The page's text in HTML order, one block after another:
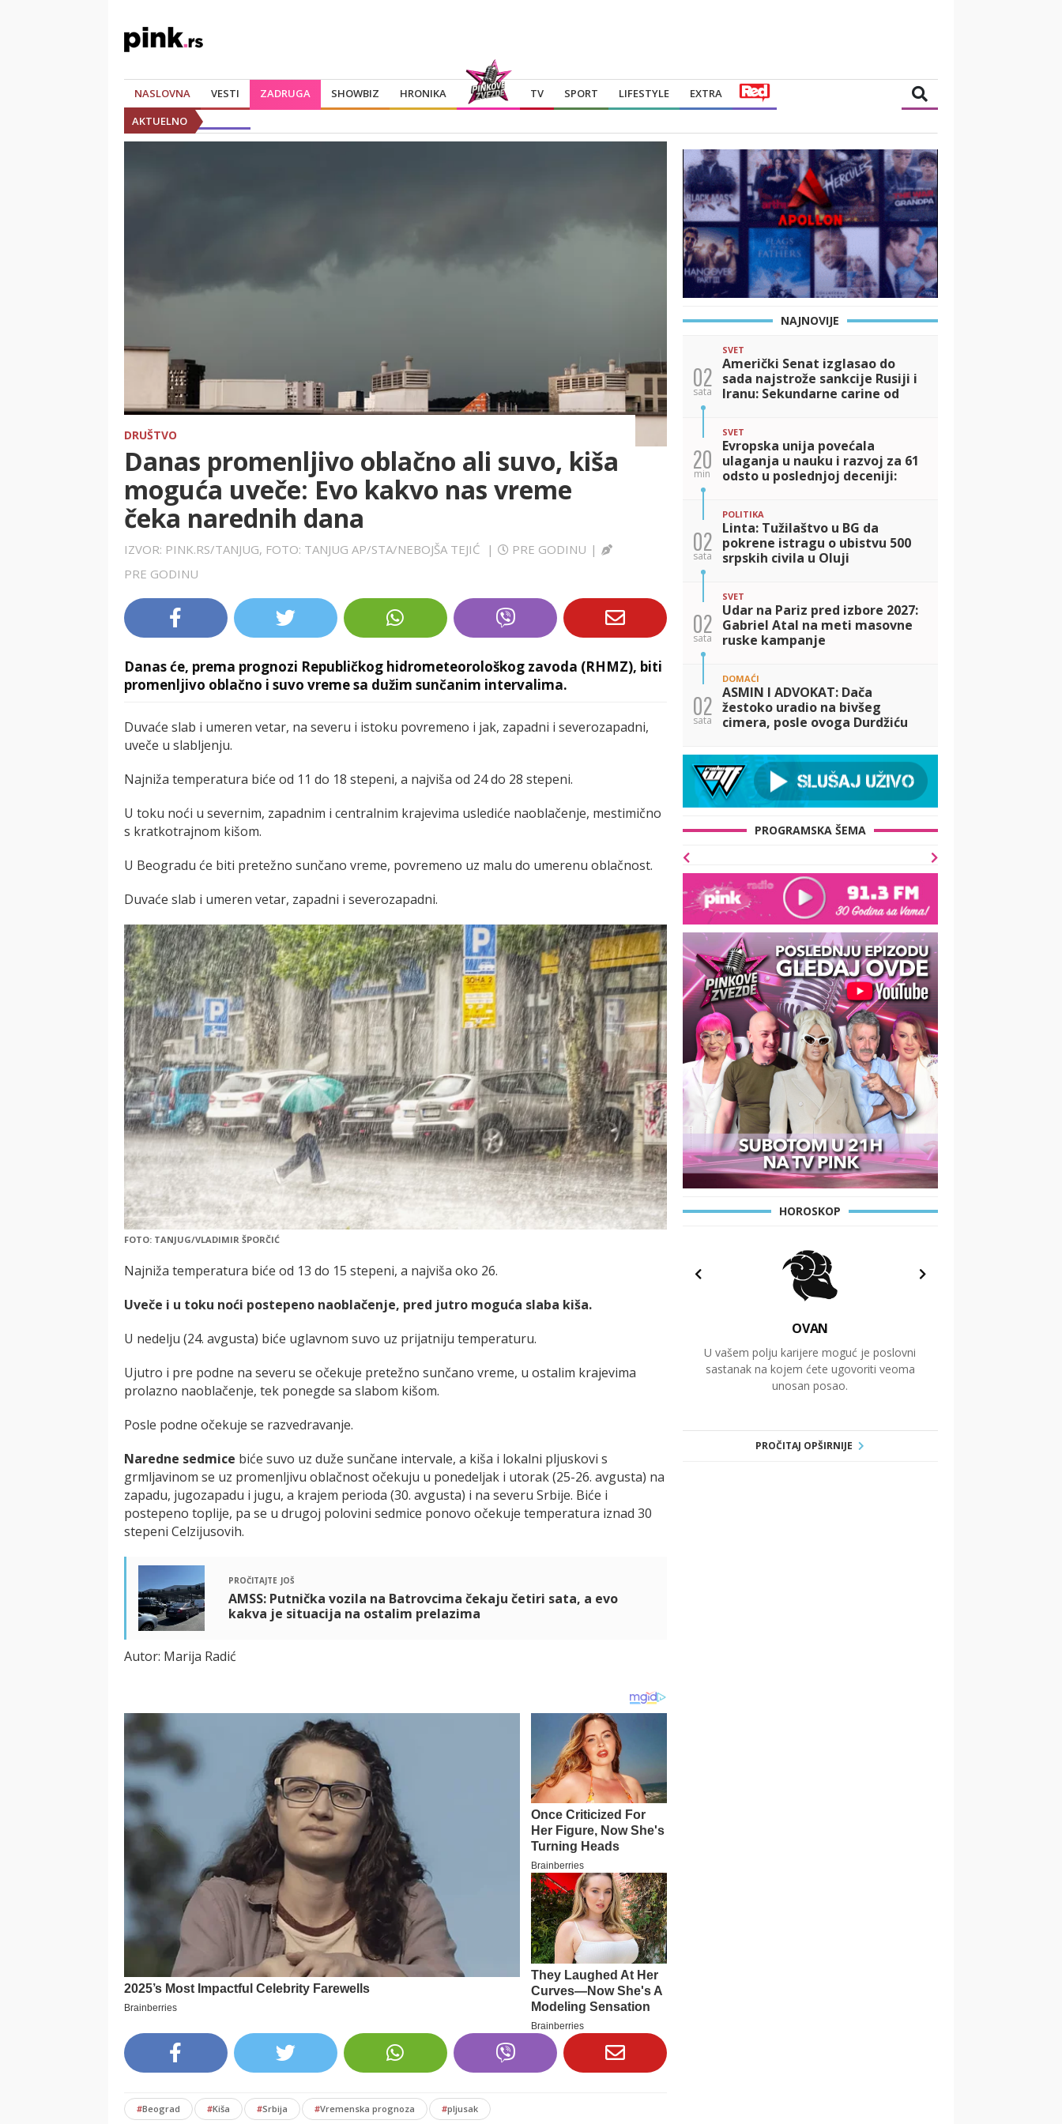
NASLOVNA VESTI ZADRUGA SHOWBIZ HRONIKA TV SPORT LIFESTYLE
EXTRA
AKTUELNO
DRUŠTVO
Danas promenljivo oblačno ali suvo, kiša
moguća uveče: Evo kakvo nas vreme
čeka narednih dana
IZVOR: PINK.RS/TANJUG, FOTO: TANJUG AP/STA/NEBOJŠA TEJIĆ | PRE GODINU |
PRE GODINU
Danas će, prema prognozi Republičkog hidrometeorološkog zavoda (RHMZ), biti
promenljivo oblačno i suvo vreme sa dužim sunčanim intervalima.
Duvaće slab i umeren vetar, na severu i istoku povremeno i jak, zapadni i severozapadni,
uveče u slabljenju.
Najniža temperatura biće od 11 do 18 stepeni, a najviša od 24 do 28 stepeni.
U toku noći u severnim, zapadnim i centralnim krajevima uslediće naoblačenje, mestimično
s kratkotrajnom kišom.
U Beogradu će biti pretežno sunčano vreme, povremeno uz malu do umerenu oblačnost.
Duvaće slab i umeren vetar, zapadni i severozapadni.
FOTO: TANJUG/VLADIMIR ŠPORČIĆ
Najniža temperatura biće od 13 do 15 stepeni, a najviša oko 26.
Uveče i u toku noći postepeno naoblačenje, pred jutro moguća slaba kiša.
U nedelju (24. avgusta) biće uglavnom suvo uz prijatniju temperaturu.
Ujutro i pre podne na severu se očekuje pretežno sunčano vreme, u ostalim krajevima
prolazno naoblačenje, tek ponegde sa slabom kišom.
Posle podne očekuje se razvedravanje.
Naredne sedmice biće suvo uz duže sunčane intervale, a kiša i lokalni pljuskovi s
grmljavinom se uz promenljivu oblačnost očekuju u ponedeljak i utorak (25-26. avgusta) na
zapadu, jugozapadu i jugu, a krajem perioda (30. avgusta) i na severu Srbije. Biće i
postepeno toplije, pa se u drugoj polovini sedmice ponovo očekuje temperatura iznad 30
stepeni Celzijusovih.
pročitajte još
AMSS: Putnička vozila na Batrovcima čekaju četiri sata, a evo
kakva je situacija na ostalim prelazima
Autor: Marija Radić
#Beograd #Kiša #Srbija #Vremenska prognoza #pljusak
NAJNOVIJE
02
sata
SVET
Američki Senat izglasao do
sada najstrože sankcije Rusiji i
Iranu: Sekundarne carine od
kroz
20
min
SVET
Evropska unija povećala
ulaganja u nauku i razvoj za 61
odsto u poslednjoj deceniji:
02
sata
POLITIKA
Linta: Tužilaštvo u BG da
pokrene istragu o ubistvu 500
srpskih civila u Oluji
02
sata
SVET
Udar na Pariz pred izbore 2027:
Gabriel Atal na meti masovne
ruske kampanje
02
sata
DOMAĆI
ASMIN I ADVOKAT: Dača
žestoko uradio na bivšeg
cimera, posle ovoga Durdžiću
PROGRAMSKA ŠEMA
HOROSKOP
OVAN
U vašem polju karijere moguć je poslovni
sastanak na kojem ćete ugovoriti veoma
unosan posao.
PROČITAJ OPŠIRNIJE